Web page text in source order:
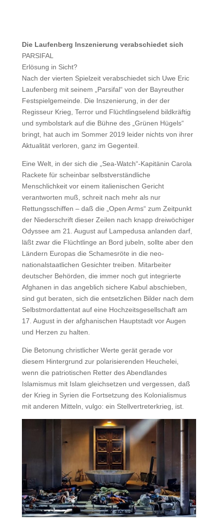
Die Laufenberg Inszenierung verabschiedet sich
PARSIFAL
Erlösung in Sicht?
Nach der vierten Spielzeit verabschiedet sich Uwe Eric
Laufenberg mit seinem „Parsifal“ von der Bayreuther
Festspielgemeinde. Die Inszenierung, in der der
Regisseur Krieg, Terror und Flüchtlingselend bildkräftig
und symbolstark auf die Bühne des „Grünen Hügels“
bringt, hat auch im Sommer 2019 leider nichts von ihrer
Aktualität verloren, ganz im Gegenteil.
Eine Welt, in der sich die „Sea-Watch“-Kapitänin Carola
Rackete für scheinbar selbstverständliche
Menschlichkeit vor einem italienischen Gericht
verantworten muß, schreit nach mehr als nur
Rettungsschiffen – daß die „Open Arms“ zum Zeitpunkt
der Niederschrift dieser Zeilen nach knapp dreiwöchiger
Odyssee am 21. August auf Lampedusa anlanden darf,
läßt zwar die Flüchtlinge an Bord jubeln, sollte aber den
Ländern Europas die Schamesröte in die neo-
nationalstaatlichen Gesichter treiben. Mitarbeiter
deutscher Behörden, die immer noch gut integrierte
Afghanen in das angeblich sichere Kabul abschieben,
sind gut beraten, sich die entsetzlichen Bilder nach dem
Selbstmordattentat auf eine Hochzeitsgesellschaft am
17. August in der afghanischen Hauptstadt vor Augen
und Herzen zu halten.
Die Betonung christlicher Werte gerät gerade vor
diesem Hintergrund zur polarisierenden Heuchelei,
wenn die patriotischen Retter des Abendlandes
Islamismus mit Islam gleichsetzen und vergessen, daß
der Krieg in Syrien die Fortsetzung des Kolonialismus
mit anderen Mitteln, vulgo: ein Stellvertreterkrieg, ist.